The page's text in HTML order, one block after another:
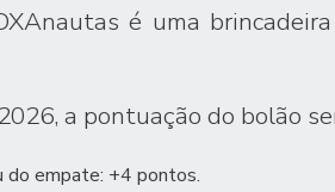
é uma
a pontuação do bolão
do empate: +4 pontos.